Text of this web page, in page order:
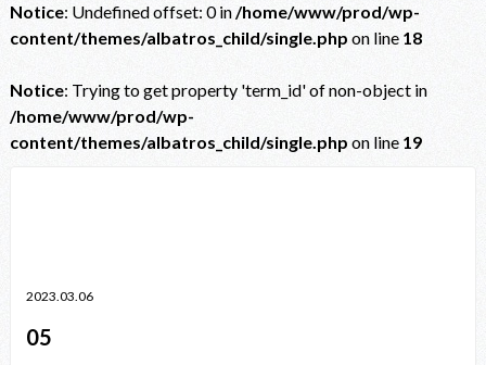
Notice: Undefined offset: 0 in/home/www/prod/wp-
content/themes/albatros_child/single.php on line 18
Notice: Trying to get property 'term_id' of non-object in
/home/www/prod/wp-
content/themes/albatros_child/single.php on line 19
2023.03.06
05